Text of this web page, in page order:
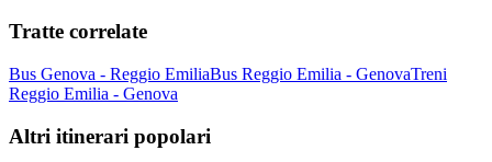
Tratte correlate
Bus Genova - Reggio EmiliaBus Reggio Emilia - GenovaTreni
Reggio Emilia - Genova
Altri itinerari popolari